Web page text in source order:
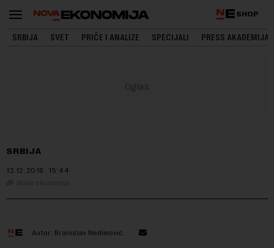
SHOP
SRBIJA SVET PRIČE I ANALIZE SPECIJALI PRESS AKADEMIJA
SRBIJA
12.12.2018. 15:44
Nova ekonomija
Autor: Branislav Nedimović